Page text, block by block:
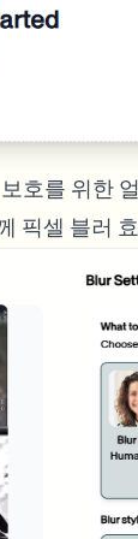
호를 위한
픽셀 블러